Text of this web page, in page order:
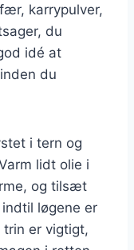
karrypulver,
du
idé at
du
i tern og
lidt olie i
og tilsæt
løgene er
er vigtigt,